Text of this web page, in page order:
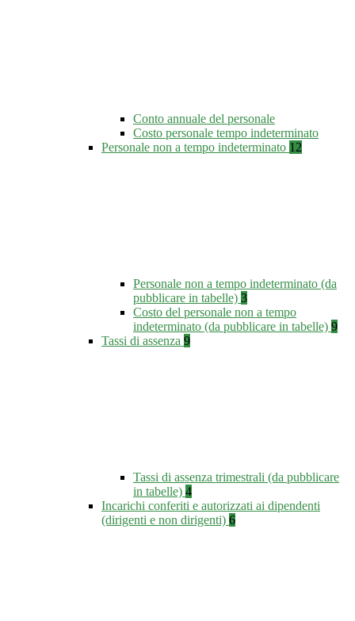
Conto annuale del personale
Costo personale tempo indeterminato
Personale non a tempo indeterminato 12
Personale non a tempo indeterminato (da
pubblicare in tabelle) 3
Costo del personale non a tempo
indeterminato (da pubblicare in tabelle) 9
Tassi di assenza 9
Tassi di assenza trimestrali (da pubblicare
in tabelle) 4
Incarichi conferiti e autorizzati ai dipendenti
(dirigenti e non dirigenti) 6